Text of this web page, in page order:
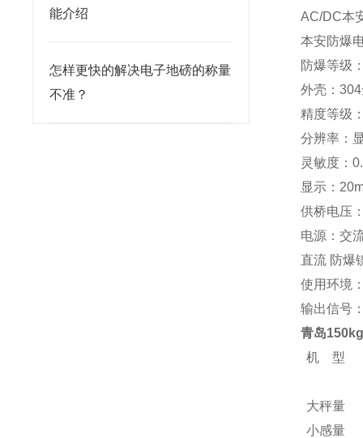
能介绍
怎样更快的解决电子地磅的称量
不准？
AC/DC本
本安防爆
防爆等级
外壳：304
精度等级
分辨率：
灵敏度：
显示：
供桥电压
电源：交
直流 防爆
使用环境
输出信号
青岛
机 型
大秤量
小感量